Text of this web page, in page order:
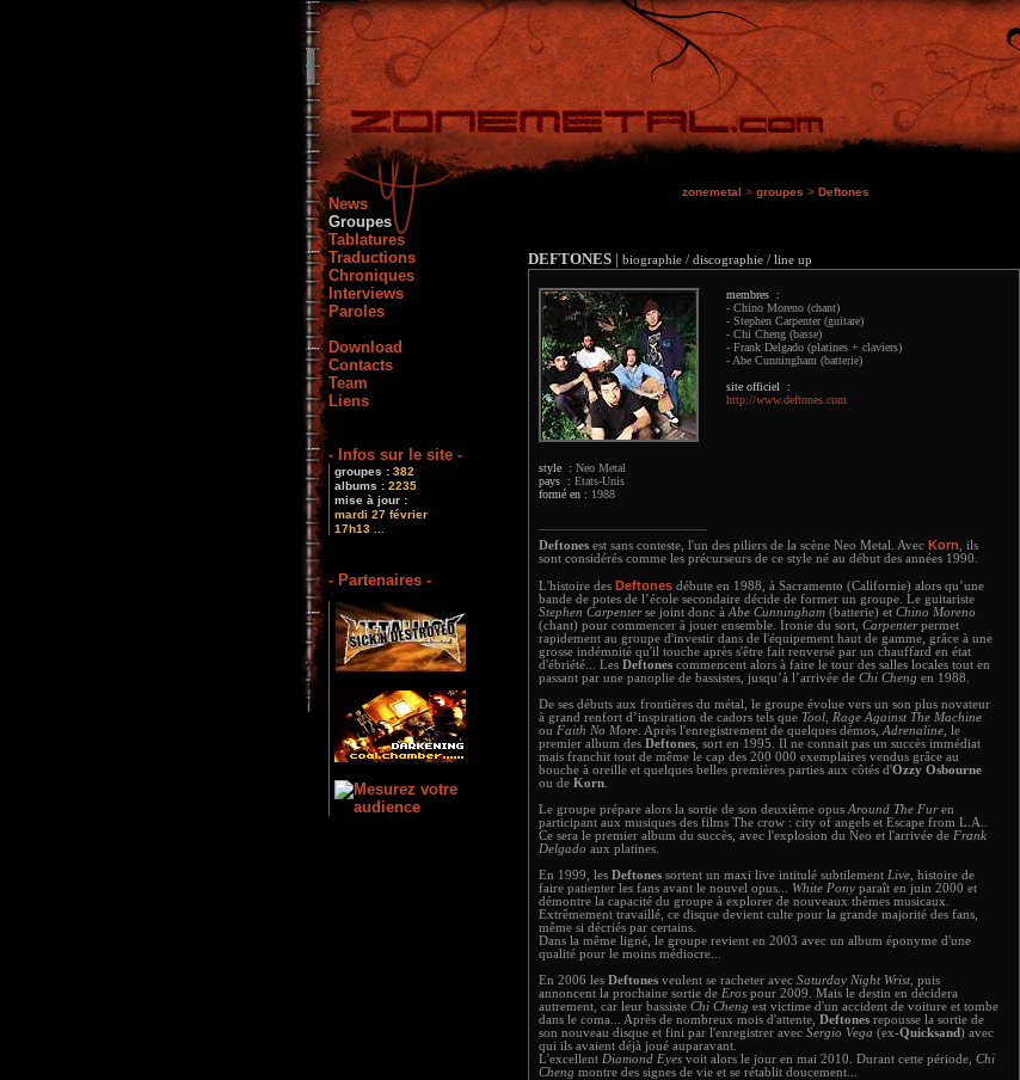
News
Groupes
Tablatures
Traductions
Chroniques
Interviews
Paroles
Download
Contacts
Team
Liens
- Infos sur le site -
groupes : 382
albums : 2235
mise à jour :
mardi 27 février
17h13 ...
- Partenaires -
zonemetal > groupes > Deftones
DEFTONES | biographie / discographie / line up
style : Neo Metal
pays : Etats-Unis
formé en : 1988
membres :
- Chino Moreno (chant)
- Stephen Carpenter (guitare)
- Chi Cheng (basse)
- Frank Delgado (platines + claviers)
- Abe Cunningham (batterie)
site officiel :
http://www.deftones.com
Deftones est sans conteste, l'un des piliers de la scène Neo Metal. Avec Korn , ils
sont considérés comme les précurseurs de ce style né au début des années 1990.
L'histoire des Deftones débute en 1988, à Sacramento (Californie) alors qu’une
bande de potes de l’école secondaire décide de former un groupe. Le guitariste
Stephen Carpenterse joint donc à Abe Cunningham (batterie) et Chino Moreno
(chant) pour commencer à jouer ensemble. Ironie du sort, Carpenterpermet
rapidement au groupe d'investir dans de l'équipement haut de gamme, grâce à une
grosse indémnité qu'il touche après s'être fait renversé par un chauffard en état
d'ébriété... Les Deftones commencent alors à faire le tour des salles locales tout en
passant par une panoplie de bassistes, jusqu’à l’arrivée de Chi Cheng en 1988.
De ses débuts aux frontières du métal, le groupe évolue vers un son plus novateur
à grand renfort d’inspiration de cadors tels que Tool
Rage Against The Machine
ou Faith No More . Après l'enregistrement de quelques démos, Adrenaline , le
premier album des Deftones , sort en 1995. Il ne connait pas un succès immédiat
mais franchit tout de même le cap des 200 000 exemplaires vendus grâce au
bouche à oreille et quelques belles premières parties aux côtés d'Ozzy Osbourne
ou de Korn
Le groupe prépare alors la sortie de son deuxième opus Around The Furen
participant aux musiques des films The crow : city of angels et Escape from L.A..
Ce sera le premier album du succès, avec l'explosion du Neo et l'arrivée de Frank
Delgado aux platines.
En 1999, les Deftones sortent un maxi live intitulé subtilement Live , histoire de
faire patienter les fans avant le nouvel opus... White Pony paraît en juin 2000 et
démontre la capacité du groupe à explorer de nouveaux thèmes musicaux.
Extrêmement travaillé, ce disque devient culte pour la grande majorité des fans,
même si décriés par certains.
Dans la même ligné, le groupe revient en 2003 avec un album éponyme d'une
qualité pour le moins médiocre...
En 2006 les Deftones veulent se racheter avec Saturday Night Wrist , puis
annoncent la prochaine sortie de Eros pour 2009. Mais le destin en décidera
autrement, car leur bassiste Chi Cheng est victime d'un accident de voiture et tombe
dans le coma... Après de nombreux mois d'attente, Deftones repousse la sortie de
son nouveau disque et fini par l'enregistrer avec Sergio Vega (ex-Quicksand) avec
qui ils avaient déjà joué auparavant.
L'excellent Diamond Eyes voit alors le jour en mai 2010. Durant cette période, Chi
Cheng montre des signes de vie et se rétablit doucement...